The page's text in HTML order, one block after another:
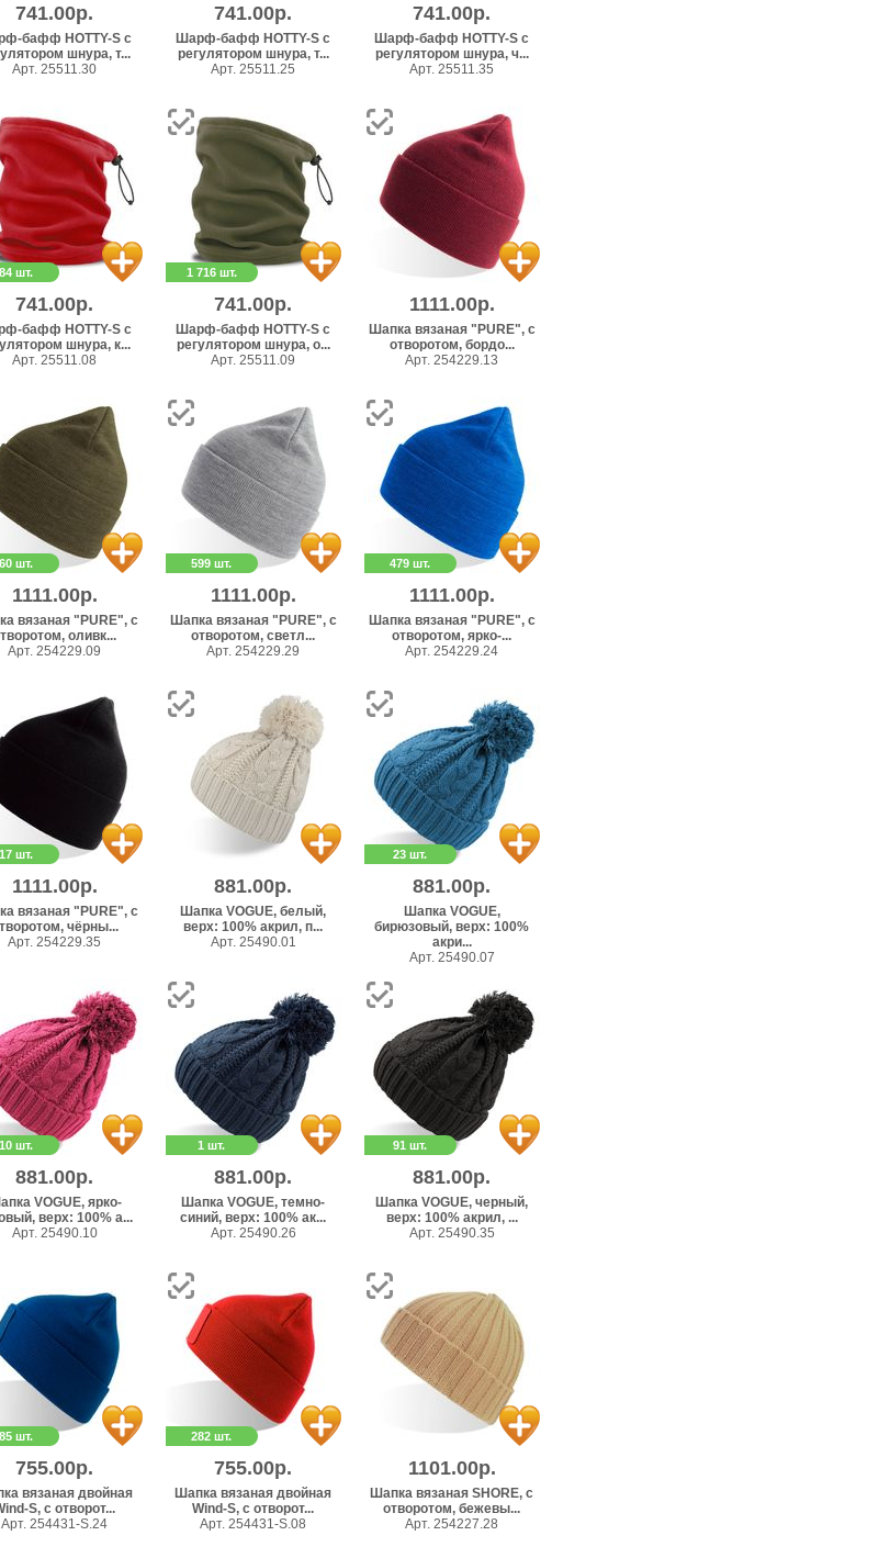
741.00р.
бафф HOTTY-S с
шнура, т...
Арт. 25511.30
741.00р.
Шарф-бафф HOTTY-S с
регулятором шнура, т...
Арт. 25511.25
741.00р.
Шарф-бафф HOTTY-S с
регулятором шнура, ч...
Арт. 25511.35
шт.
741.00р.
бафф HOTTY-S с
шнура, к...
Арт. 25511.08
1 716 шт.
741.00р.
Шарф-бафф HOTTY-S с
регулятором шнура, о...
Арт. 25511.09
1111.00р.
Шапка вязаная "PURE", с
отворотом, бордо...
Арт. 254229.13
шт.
1111.00р.
вязаная "PURE", с
оливк...
Арт. 254229.09
599 шт.
1111.00р.
Шапка вязаная "PURE", с
отворотом, светл...
Арт. 254229.29
479 шт.
1111.00р.
Шапка вязаная "PURE", с
отворотом, ярко-...
Арт. 254229.24
шт.
1111.00р.
вязаная "PURE", с
чёрны...
Арт. 254229.35
881.00р.
Шапка VOGUE, белый,
верх: 100% акрил, п...
Арт. 25490.01
23 шт.
881.00р.
Шапка VOGUE,
бирюзовый, верх: 100%
акри...
Арт. 25490.07
шт.
881.00р.
VOGUE, ярко-
верх: 100% а...
Арт. 25490.10
1 шт.
881.00р.
Шапка VOGUE, темно-
синий, верх: 100% ак...
Арт. 25490.26
91 шт.
881.00р.
Шапка VOGUE, черный,
верх: 100% акрил, ...
Арт. 25490.35
шт.
755.00р.
вязаная двойная
S, с отворот...
Арт. 254431-S.24
282 шт.
755.00р.
Шапка вязаная двойная
Wind-S, с отворот...
Арт. 254431-S.08
1101.00р.
Шапка вязаная SHORE, с
отворотом, бежевы...
Арт. 254227.28